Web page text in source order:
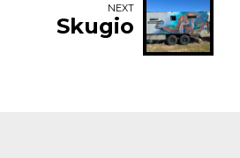
NEXT
Skugio